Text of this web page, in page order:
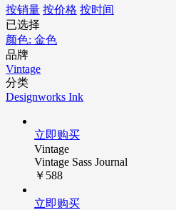
按销量 按价格 按时间
已选择
颜色: 金色
品牌
Vintage
分类
Designworks Ink
立即购买
Vintage
Vintage Sass Journal
￥588
立即购买